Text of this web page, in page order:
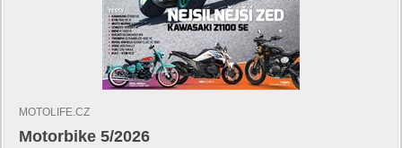
MOTOLIFE.CZ
Motorbike 5/2026